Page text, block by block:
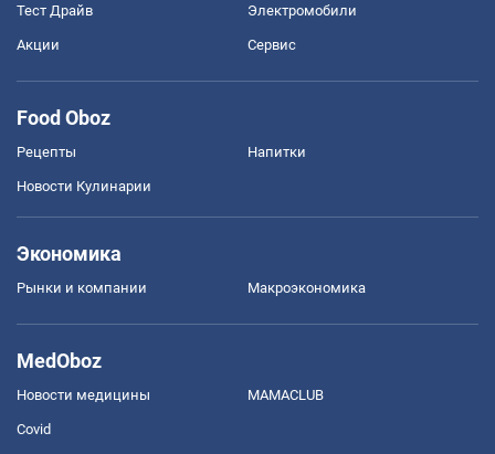
Тест Драйв Электромобили
Акции Сервис
Food Oboz
Рецепты Напитки
Новости Кулинарии
Экономика
Рынки и компании Mакроэкономика
MedOboz
Новости медицины MAMACLUB
Covid